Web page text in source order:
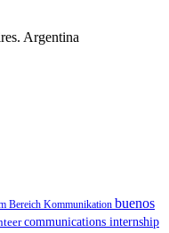
Argentina
Bereich Kommunikation buenos
communications internship